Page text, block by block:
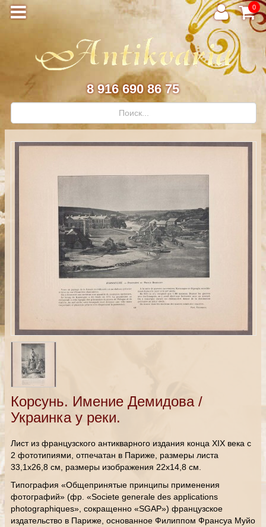
0
8 916 690 86 75
Корсунь. Имение Демидова /
Украинка у реки.
Лист из французского антикварного издания конца XIX века с
2 фототипиями, отпечатан в Париже, размеры листа
33,1х26,8 см, размеры изображения 22х14,8 см.
Типография «Общепринятые принципы применения
фотографий» (фр. «Societe generale des applications
photographiques», сокращенно «SGAP») французское
издательство в Париже, основанное Филиппом Франсуа Муйо